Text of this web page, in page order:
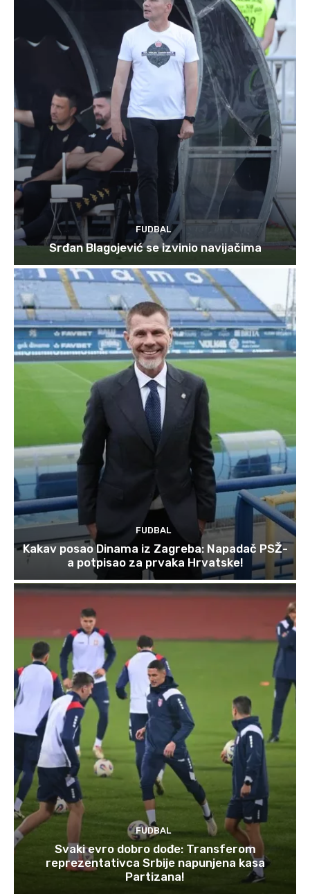
FUDBAL
Srđan Blagojević se izvinio navijačima
FUDBAL
Kakav posao Dinama iz Zagreba: Napadač PSŽ-
a potpisao za prvaka Hrvatske!
FUDBAL
Svaki evro dobro dođe: Transferom
reprezentativca Srbije napunjena kasa
Partizana!